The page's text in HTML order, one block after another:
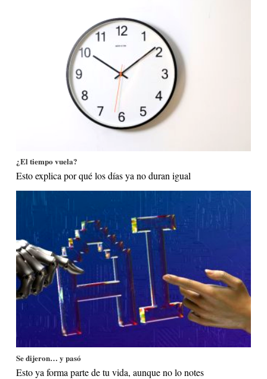
¿El tiempo vuela?
Esto explica por qué los días ya no duran igual
Se dijeron… y pasó
Esto ya forma parte de tu vida, aunque no lo notes